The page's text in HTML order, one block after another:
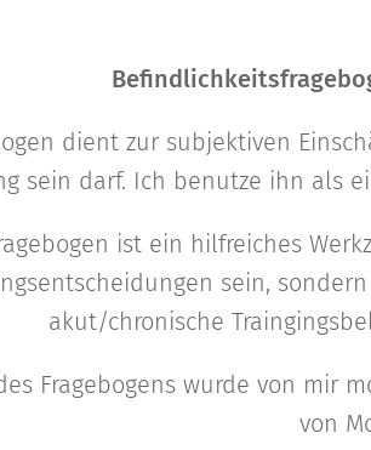
dient zur subjektiven
sein darf. Ich benutze ihn als
ist ein hilfreiches
sein,
akut/chronische
Fragebogens wurde von mir
von